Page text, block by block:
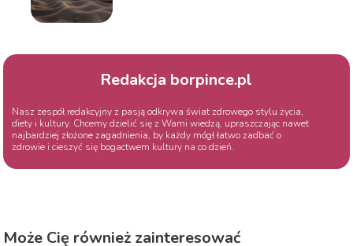
Redakcja borpince.pl
Nasz zespół redakcyjny z pasją odkrywa świat zdrowego stylu życia,
diety i kultury. Chcemy dzielić się z Wami wiedzą, upraszczając nawet
najbardziej złożone zagadnienia, by każdy mógł łatwo zadbać o
zdrowie i cieszyć się bogactwem kultury na co dzień.
Może Cię również zainteresować